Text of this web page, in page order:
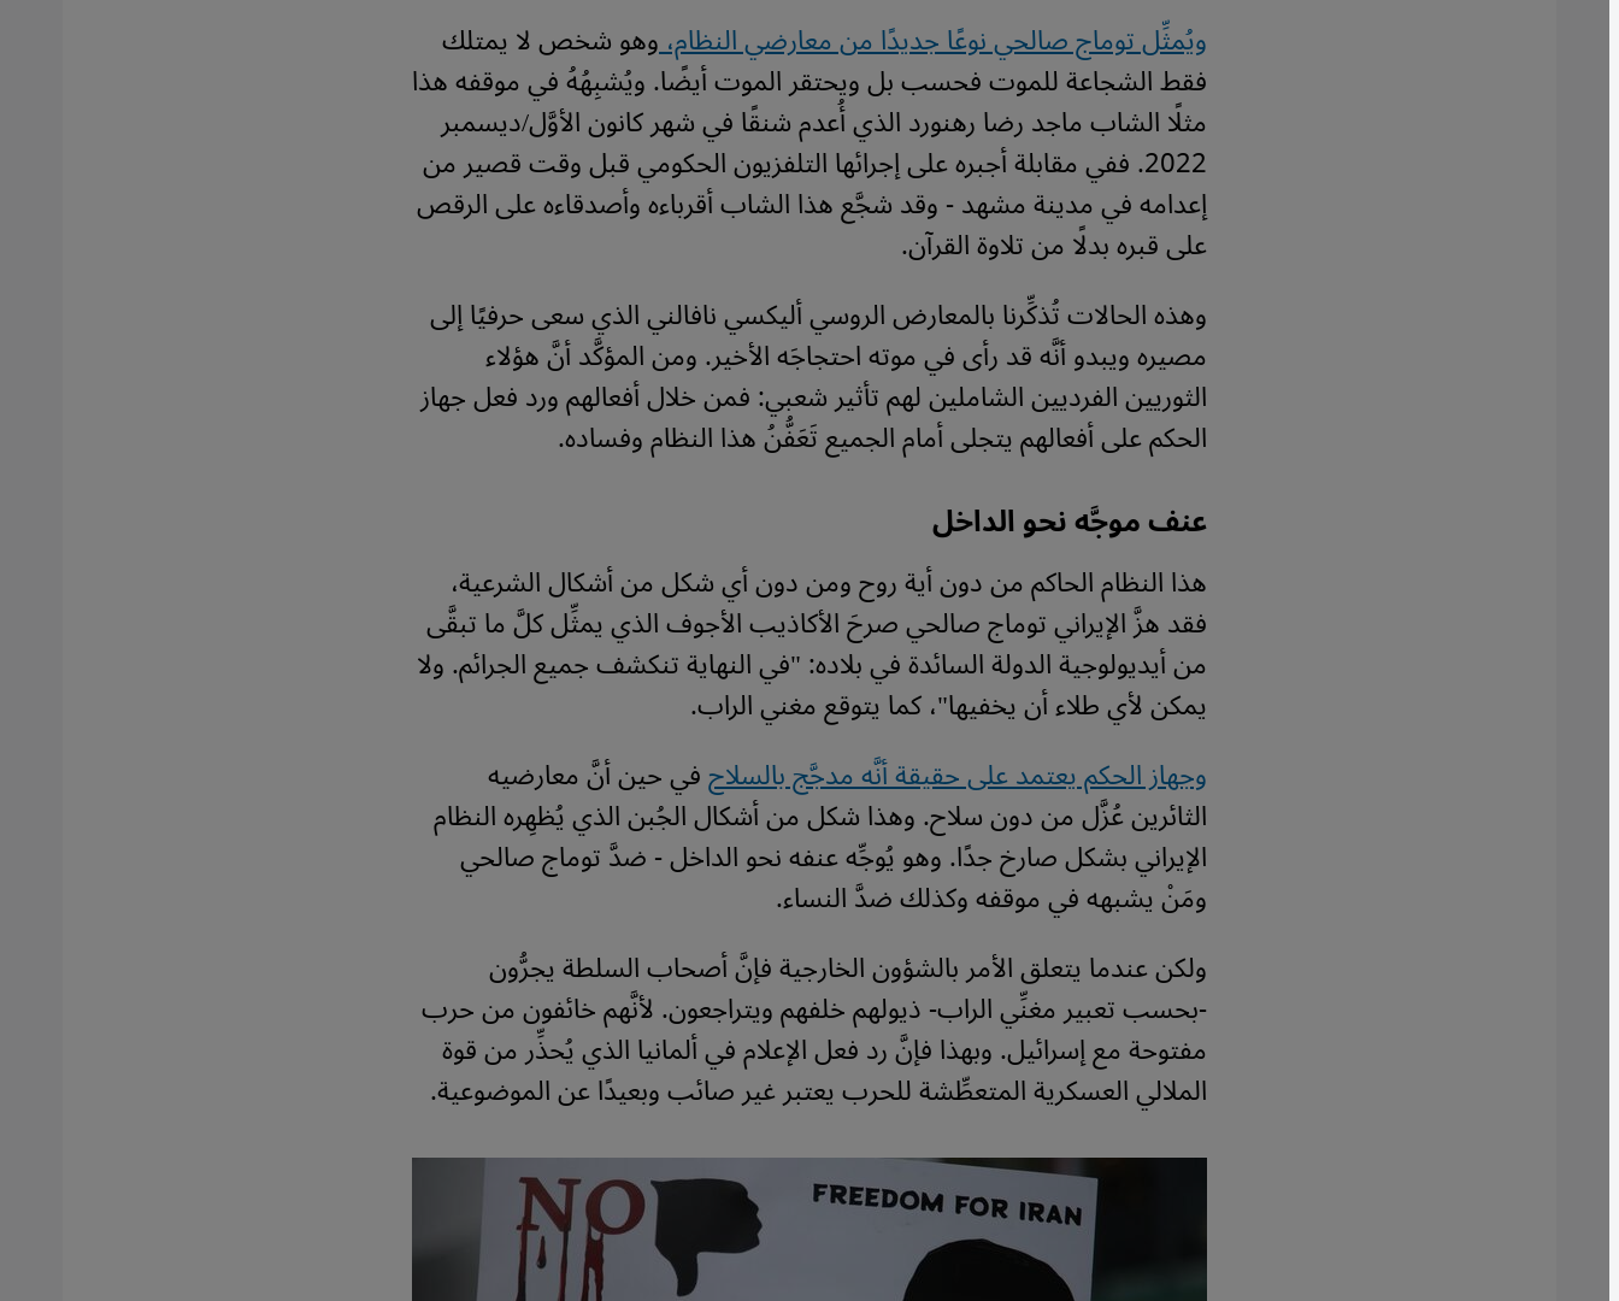
ويُمثِّل توماج صالحي نوعًا جديدًا من معارضي النظام،وهو شخص لا يمتلك
فقط الشجاعة للموت فحسب بل ويحتقر الموت أيضًا. ويُشبِهُهُ في موقفه هذا
مثلًا الشاب ماجد رضا رهنورد الذي أُعدم شنقًا في شهر كانون الأوَّل/ديسمبر
2022. ففي مقابلة أجبره على إجرائها التلفزيون الحكومي قبل وقت قصير من
إعدامه في مدينة مشهد - وقد شجَّع هذا الشاب أقرباءه وأصدقاءه على الرقص
على قبره بدلًا من تلاوة القرآن.
وهذه الحالات تُذكِّرنا بالمعارض الروسي أليكسي نافالني الذي سعى حرفيًا إلى
مصيره ويبدو أنَّه قد رأى في موته احتجاجَه الأخير. ومن المؤكَّد أنَّ هؤلاء
الثوريين الفرديين الشاملين لهم تأثير شعبي: فمن خلال أفعالهم ورد فعل جهاز
الحكم على أفعالهم يتجلى أمام الجميع تَعَفُّنُ هذا النظام وفساده.
عنف موجَّه نحو الداخل
هذا النظام الحاكم من دون أية روح ومن دون أي شكل من أشكال الشرعية،
فقد هزَّ الإيراني توماج صالحي صرحَ الأكاذيب الأجوف الذي يمثِّل كلَّ ما تبقَّى
من أيديولوجية الدولة السائدة في بلاده: "في النهاية تنكشف جميع الجرائم. ولا
يمكن لأي طلاء أن يخفيها"، كما يتوقع مغني الراب.
وجهاز الحكم يعتمد على حقيقة أنَّه مدجَّج بالسلاحفي حين أنَّ معارضيه
الثائرين عُزَّل من دون سلاح. وهذا شكل من أشكال الجُبن الذي يُظهِره النظام
الإيراني بشكل صارخ جدًا. وهو يُوجِّه عنفه نحو الداخل - ضدَّ توماج صالحي
ومَنْ يشبهه في موقفه وكذلك ضدَّ النساء.
ولكن عندما يتعلق الأمر بالشؤون الخارجية فإنَّ أصحاب السلطة يجرُّون
-بحسب تعبير مغنِّي الراب- ذيولهم خلفهم ويتراجعون. لأنَّهم خائفون من حرب
مفتوحة مع إسرائيل. وبهذا فإنَّ رد فعل الإعلام في ألمانيا الذي يُحذِّر من قوة
الملالي العسكرية المتعطِّشة للحرب يعتبر غير صائب وبعيدًا عن الموضوعية.